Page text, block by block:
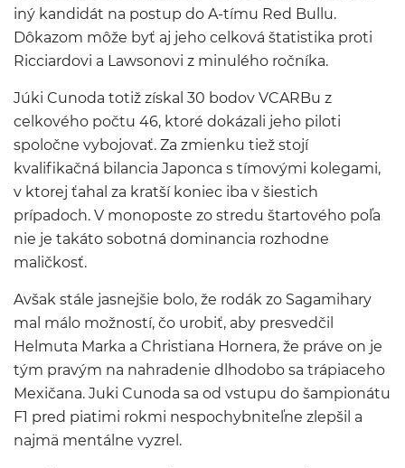
iný kandidát na postup do A-tímu Red Bullu.
Dôkazom môže byť aj jeho celková štatistika proti
Ricciardovi a Lawsonovi z minulého ročníka.
Júki Cunoda totiž získal 30 bodov VCARBu z
celkového počtu 46, ktoré dokázali jeho piloti
spoločne vybojovať. Za zmienku tiež stojí
kvalifikačná bilancia Japonca s tímovými kolegami,
v ktorej ťahal za kratší koniec iba v šiestich
prípadoch. V monoposte zo stredu štartového poľa
nie je takáto sobotná dominancia rozhodne
maličkosť.
Avšak stále jasnejšie bolo, že rodák zo Sagamihary
mal málo možností, čo urobiť, aby presvedčil
Helmuta Marka a Christiana Hornera, že práve on je
tým pravým na nahradenie dlhodobo sa trápiaceho
Mexičana. Juki Cunoda sa od vstupu do šampionátu
F1 pred piatimi rokmi nespochybniteľne zlepšil a
najmä mentálne vyzrel.